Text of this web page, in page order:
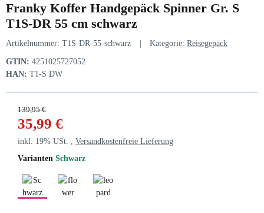
Franky Koffer Handgepäck Spinner Gr. S
T1S-DR 55 cm schwarz
Artikelnummer: T1S-DR-55-schwarz Kategorie: Reisegepäck
GTIN: 4251025727052
HAN: T1-S DW
139,95 €
35,99 €
inkl. 19% USt. , Versandkostenfreie Lieferung
Varianten Schwarz